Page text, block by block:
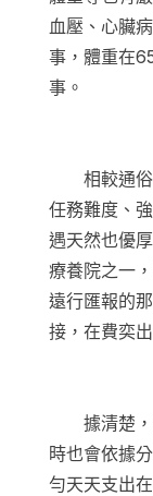
血壓、心臟
事，體重在
事。
相較通俗
任務難度、
遇天然也優
療養院之一
遠行匯報的
接，在費奕
據清楚，
時也會依據
勻天天支出